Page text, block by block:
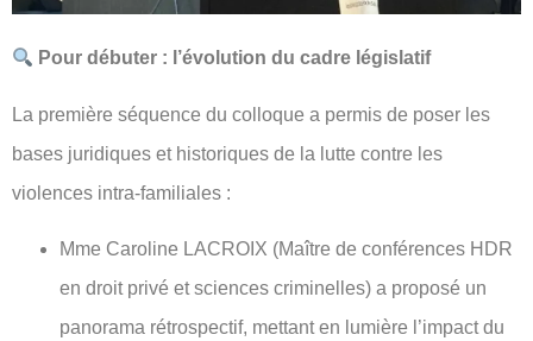
Pour débuter : l’évolution du cadre législatif
La première séquence du colloque a permis de poser les
bases juridiques et historiques de la lutte contre les
violences intra-familiales :
Mme Caroline LACROIX (Maître de conférences HDR
en droit privé et sciences criminelles) a proposé un
panorama rétrospectif, mettant en lumière l’impact du